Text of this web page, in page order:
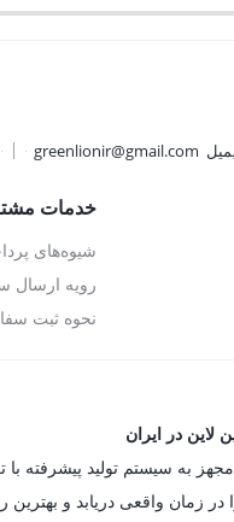
بود.
greenlionir@gmail.com
خدمات
شیوه‌های
رویه ارسال
نحوه ثبت
در ایران
زمان واقعی دریابد و بهترین